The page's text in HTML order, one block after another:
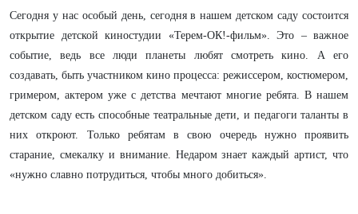
Сегодня у нас особый день, сегодня в нашем детском саду состоится
открытие детской киностудии «Терем-ОК!-фильм». Это – важное
событие, ведь все люди планеты любят смотреть кино. А его
создавать, быть участником кино процесса: режиссером, костюмером,
гримером, актером уже с детства мечтают многие ребята. В нашем
детском саду есть способные театральные дети, и педагоги таланты в
них откроют. Только ребятам в свою очередь нужно проявить
старание, смекалку и внимание. Недаром знает каждый артист, что
«нужно славно потрудиться, чтобы много добиться».